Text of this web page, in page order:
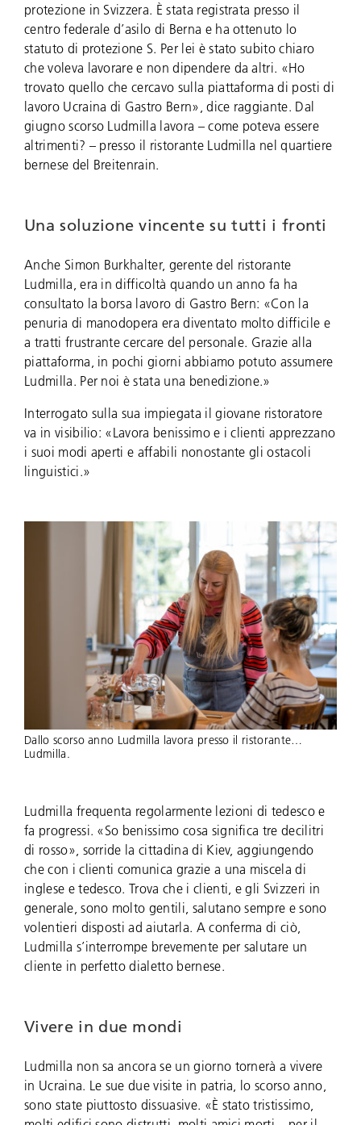
protezione in Svizzera. È stata registrata presso il
centro federale d’asilo di Berna e ha ottenuto lo
statuto di protezione S. Per lei è stato subito chiaro
che voleva lavorare e non dipendere da altri. «Ho
trovato quello che cercavo sulla piattaforma di posti di
lavoro Ucraina di Gastro Bern», dice raggiante. Dal
giugno scorso Ludmilla lavora – come poteva essere
altrimenti? – presso il ristorante Ludmilla nel quartiere
bernese del Breitenrain.
Una soluzione vincente su tutti i fronti
Anche Simon Burkhalter, gerente del ristorante
Ludmilla, era in difficoltà quando un anno fa ha
consultato la borsa lavoro di Gastro Bern: «Con la
penuria di manodopera era diventato molto difficile e
a tratti frustrante cercare del personale. Grazie alla
piattaforma, in pochi giorni abbiamo potuto assumere
Ludmilla. Per noi è stata una benedizione.»
Interrogato sulla sua impiegata il giovane ristoratore
va in visibilio: «Lavora benissimo e i clienti apprezzano
i suoi modi aperti e affabili nonostante gli ostacoli
linguistici.»
Dallo scorso anno Ludmilla lavora presso il ristorante…
Ludmilla.
Ludmilla frequenta regolarmente lezioni di tedesco e
fa progressi. «So benissimo cosa significa tre decilitri
di rosso», sorride la cittadina di Kiev, aggiungendo
che con i clienti comunica grazie a una miscela di
inglese e tedesco. Trova che i clienti, e gli Svizzeri in
generale, sono molto gentili, salutano sempre e sono
volentieri disposti ad aiutarla. A conferma di ciò,
Ludmilla s’interrompe brevemente per salutare un
cliente in perfetto dialetto bernese.
Vivere in due mondi
Ludmilla non sa ancora se un giorno tornerà a vivere
in Ucraina. Le sue due visite in patria, lo scorso anno,
sono state piuttosto dissuasive. «È stato tristissimo,